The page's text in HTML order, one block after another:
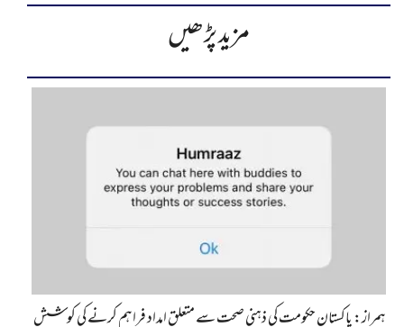
مزید پڑھیں
ہمراز: پاکستان حکومت کی ذہنی صحت سے متعلق امداد فراہم کرنے کی کوشش